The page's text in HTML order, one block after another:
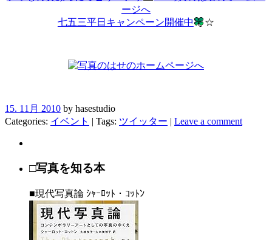
ージへ
七五三平日キャンペーン開催中
☆
15. 11月 2010 by hasestudio
Categories: イベント | Tags: ツイッター | Leave a comment
□写真を知る本
■現代写真論 ｼｬｰﾛｯﾄ・ｺｯﾄﾝ